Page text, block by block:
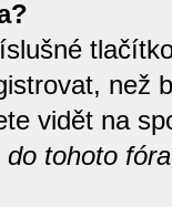
než
vidět na
tohoto